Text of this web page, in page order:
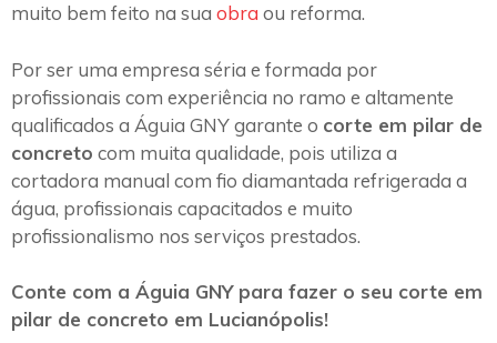
muito bem feito na sua obra ou reforma.
Por ser uma empresa séria e formada por
profissionais com experiência no ramo e altamente
qualificados a Águia GNY garante o corte em pilar de
concreto com muita qualidade, pois utiliza a
cortadora manual com fio diamantada refrigerada a
água, profissionais capacitados e muito
profissionalismo nos serviços prestados.
Conte com a Águia GNY para fazer o seu corte em
pilar de concreto em Lucianópolis!